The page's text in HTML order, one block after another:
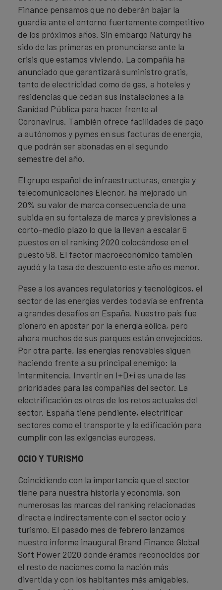
Finance pensamos que no deberán bajar la
guardia ante el entorno fuertemente competitivo
de los próximos años. Sin embargo Naturgy ha
sido de las primeras en pronunciarse ante la
crisis que estamos viviendo. La compañía ha
anunciado que garantizará suministro gratis,
tanto de electricidad como de gas, a hoteles y
residencias que cedan sus instalaciones a la
Sanidad Pública para hacer frente al
Coronavirus. También ofrece facilidades de pago
a autónomos y pymes en sus facturas de energía,
que podrán ser abonadas en el segundo
semestre del año.
El grupo español de infraestructuras, energía y
telecomunicaciones Elecnor, ha mejorado un
20% su valor de marca consecuencia de una
subida en su fortaleza de marca y previsiones a
corto-medio plazo lo que la llevan a escalar 6
puestos en el ranking 2020 colocándose en el
puesto 58. El factor macroeconómico también
ayudó y la tasa de descuento este año es menor.
Pese a los avances regulatorios y tecnológicos, el
sector de las energías verdes todavía se enfrenta
a grandes desafíos en España. Nuestro país fue
pionero en apostar por la energía eólica, pero
ahora muchos de sus parques están envejecidos.
Por otra parte, las energías renovables siguen
haciendo frente a su principal enemigo: la
intermitencia. Invertir en I+D+i es una de las
prioridades para las compañías del sector. La
electrificación es otros de los retos actuales del
sector. España tiene pendiente, electrificar
sectores como el transporte y la edificación para
cumplir con las exigencias europeas.
OCIO Y TURISMO
Coincidiendo con la importancia que el sector
tiene para nuestra historia y economía, son
numerosas las marcas del ranking relacionadas
directa e indirectamente con el sector ocio y
turismo. El pasado mes de febrero lanzamos
nuestro informe inaugural Brand Finance Global
Soft Power 2020 donde éramos reconocidos por
el resto de naciones como la nación más
divertida y con los habitantes más amigables.